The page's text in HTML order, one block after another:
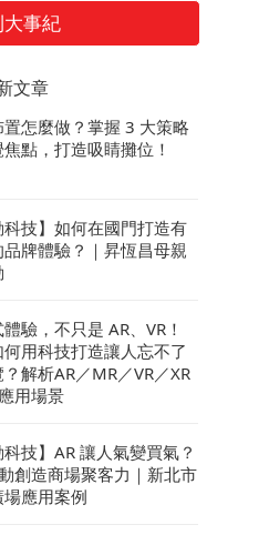
大事紀
文章
置怎麼做？掌握 3 大策略
點，打造吸睛攤位！
科技】如何在國門打造有
牌體驗？｜昇恆昌母親
驗，不只是 AR、VR！
用科技打造讓人忘不了
解析AR／MR／VR／XR
用場景
科技】AR 讓人氣變買氣？
創造商場聚客力｜新北市
應用案例